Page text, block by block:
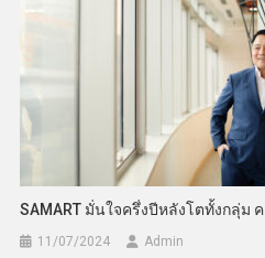
SAMART มั่นใจครึ่งปีหลังโตทั้งกลุ่ม
11/07/2024 Admin